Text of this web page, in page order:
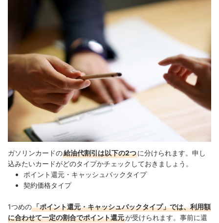
ガソリンカードの給油代割引は以下の2つに分けられます。申し
込みたいカードがどのタイプかチェックしておきましょう。
ポイント還元・キャッシュバックタイプ
契約価格タイプ
1つめの「ポイント還元・キャッシュバックタイプ」では、利用額
に合わせて一定の割合でポイント還元が受けられます。事前に還